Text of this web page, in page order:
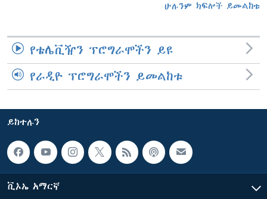
ሁሉንም ክፍሎች ይመልከቱ
የቴሌቪዥን ፕሮግራሞችን ይዩ
የራዲዮ ፕሮግራሞችን ይመልከቱ
ይከተሉን
ቪኦኤ አማርኛ